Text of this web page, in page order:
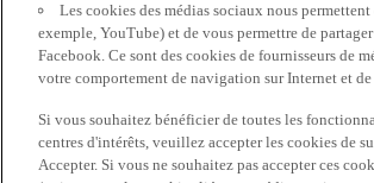
Les cookies des médias sociaux nous
exemple, YouTube) et de vous permettre de
Facebook. Ce sont des cookies de fournisseurs de
votre comportement de navigation sur Internet et
Si vous souhaitez bénéficier de toutes les
centres d'intérêts, veuillez accepter les cookies de
Accepter. Si vous ne souhaitez pas accepter ces